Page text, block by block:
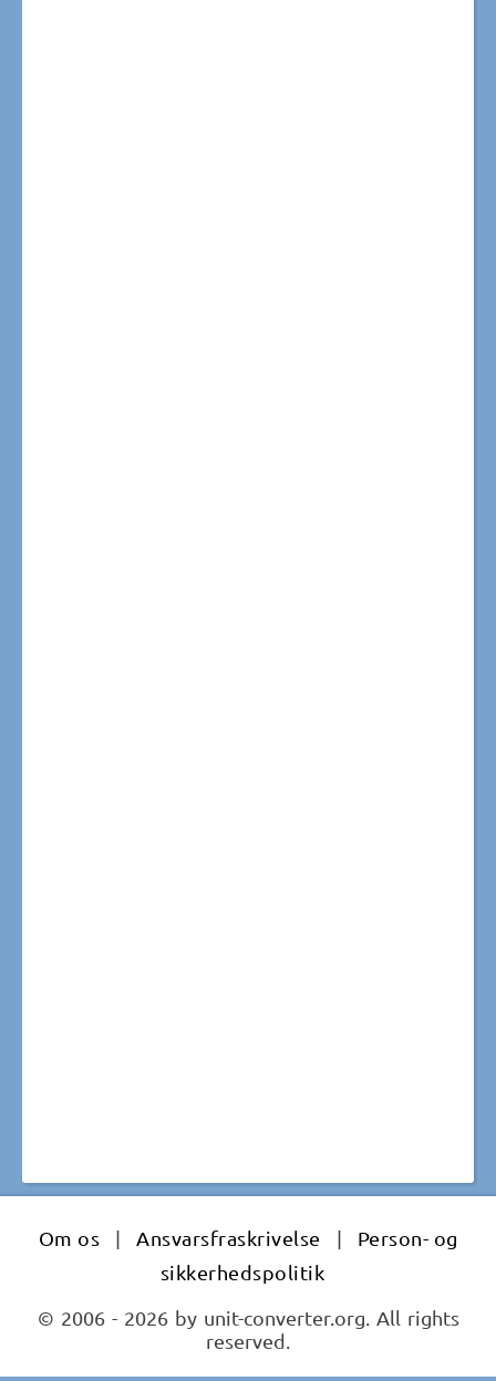
Om os | Ansvarsfraskrivelse |
Person- og
sikkerhedspolitik
© 2006 - 2026 by unit-converter.org. All rights
reserved.